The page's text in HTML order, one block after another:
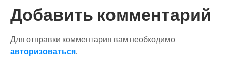
по
записям
Добавить комментарий
Для отправки комментария вам необходимо
авторизоваться.